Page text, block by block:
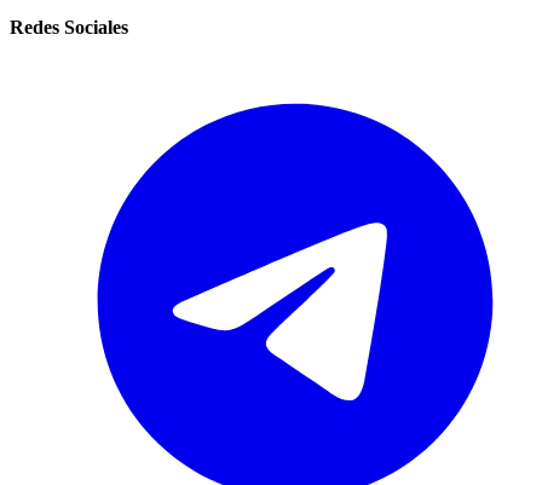
Redes Sociales